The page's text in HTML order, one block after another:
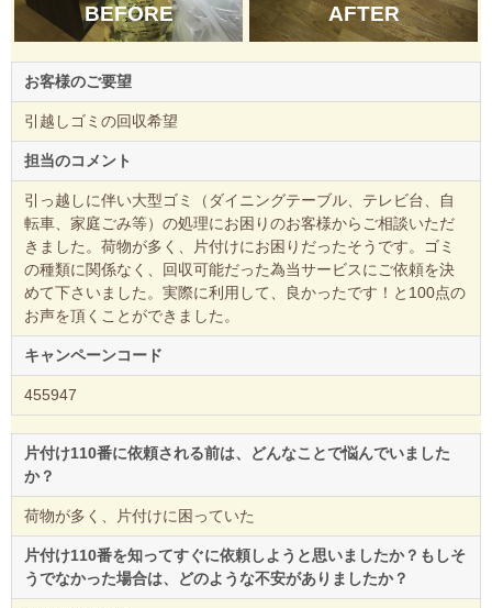
BEFORE AFTER
お客様のご要望
引越しゴミの回収希望
担当のコメント
引っ越しに伴い大型ゴミ（ダイニングテーブル、テレビ台、自
転車、家庭ごみ等）の処理にお困りのお客様からご相談いただ
きました。荷物が多く、片付けにお困りだったそうです。ゴミ
の種類に関係なく、回収可能だった為当サービスにご依頼を決
めて下さいました。実際に利用して、良かったです！と100点の
お声を頂くことができました。
キャンペーンコード
455947
片付け110番に依頼される前は、どんなことで悩んでいました
か？
荷物が多く、片付けに困っていた
片付け110番を知ってすぐに依頼しようと思いましたか？もしそ
うでなかった場合は、どのような不安がありましたか？